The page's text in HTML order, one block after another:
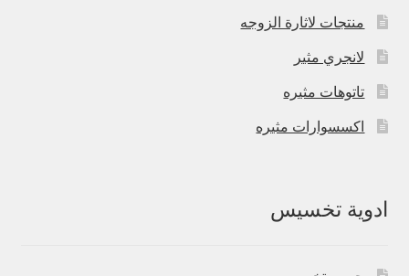
منتجات لاثارة الزوجه
لانجري مثير
تاتوهات مثيره
اكسسوارات مثيره
ادوية تخسيس